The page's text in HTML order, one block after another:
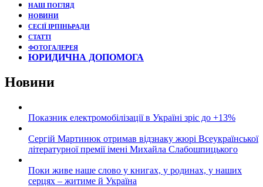
НАШ ПОГЛЯД
НОВИНИ
СЕСІЇ ІРПІНЬРАДИ
СТАТТІ
ФОТОГАЛЕРЕЯ
ЮРИДИЧНА ДОПОМОГА
Новини
Показник електромобілізації в Україні зріс до +13%
Сергій Мартинюк отримав відзнаку жюрі Всеукраїнської
літературної премії імені Михайла Слабошпицького
Поки живе наше слово у книгах, у родинах, у наших
серцях – житиме й Україна